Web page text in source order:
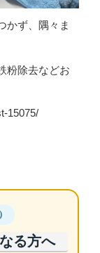
かず、隅々ま
粉除去などお
15075/
る方へ